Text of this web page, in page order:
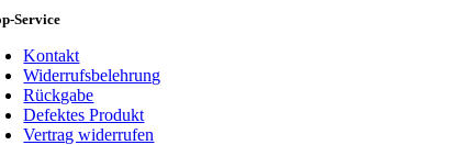
Service
Kontakt
Widerrufsbelehrung
Rückgabe
Defektes Produkt
Vertrag widerrufen